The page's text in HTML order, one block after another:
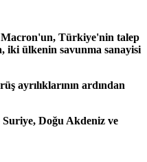
Macron'un, Türkiye'nin talep
iki ülkenin savunma sanayisi
ayrılıklarının ardından
Doğu Akdeniz ve